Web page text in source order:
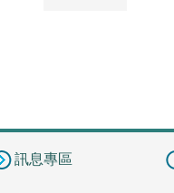
訊息專區